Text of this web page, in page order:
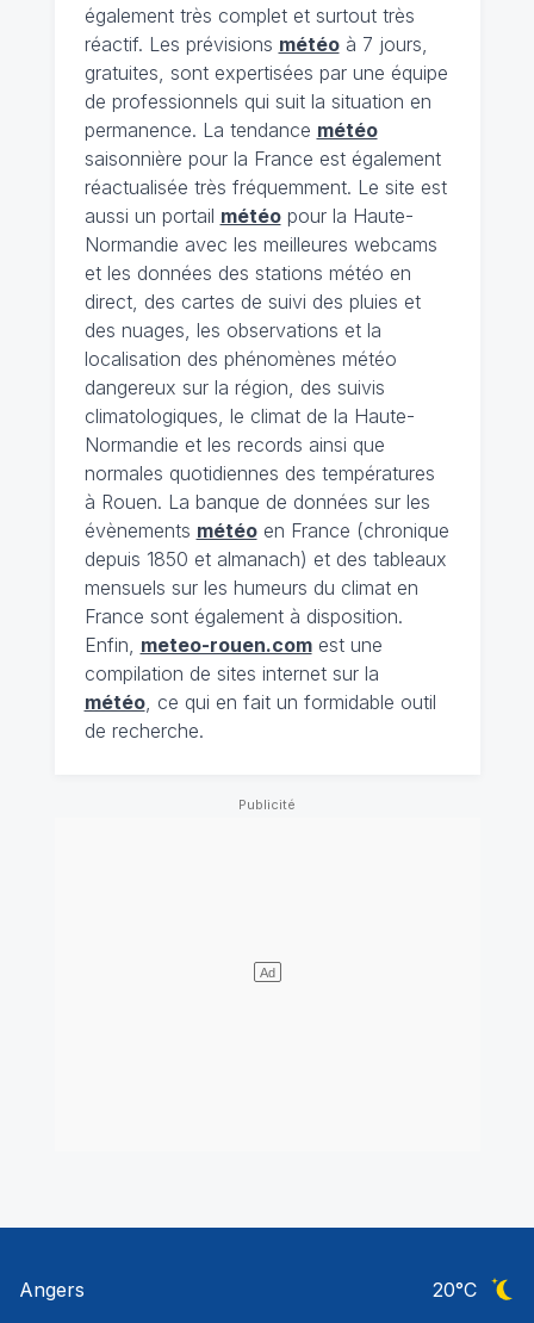
également très complet et surtout très
réactif. Les prévisions météoà 7 jours,
gratuites, sont expertisées par une équipe
de professionnels qui suit la situation en
permanence. La tendance météo
saisonnière pour la France est également
réactualisée très fréquemment. Le site est
aussi un portail météopour la Haute-
Normandie avec les meilleures webcams
et les données des stations météo en
direct, des cartes de suivi des pluies et
des nuages, les observations et la
localisation des phénomènes météo
dangereux sur la région, des suivis
climatologiques, le climat de la Haute-
Normandie et les records ainsi que
normales quotidiennes des températures
à Rouen. La banque de données sur les
évènements météoen France (chronique
depuis 1850 et almanach) et des tableaux
mensuels sur les humeurs du climat en
France sont également à disposition.
Enfin, meteo-rouen.comest une
compilation de sites internet sur la
météo, ce qui en fait un formidable outil
de recherche.
Angers 20°C